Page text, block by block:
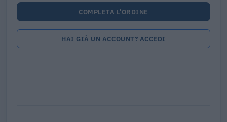
COMPLETA L'ORDINE
HAI GIÀ UN ACCOUNT? ACCEDI